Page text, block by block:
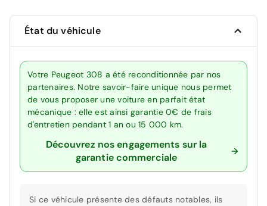
État du véhicule
Votre Peugeot 308 a été reconditionnée par nos
partenaires. Notre savoir-faire unique nous permet
de vous proposer une voiture en parfait état
mécanique : elle est ainsi garantie 0€ de frais
d'entretien pendant 1 an ou 15 000 km.
Découvrez nos engagements sur la
garantie commerciale
Si ce véhicule présente des défauts notables, ils